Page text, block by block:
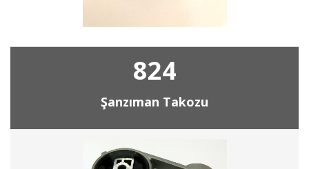
824
Şanzıman Takozu